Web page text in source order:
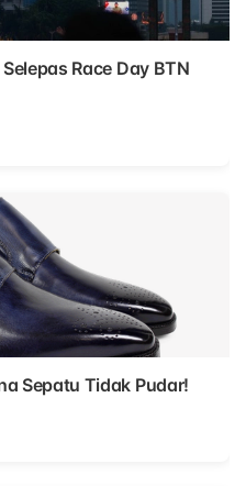
Race Day BTN
Sepatu Tidak Pudar!